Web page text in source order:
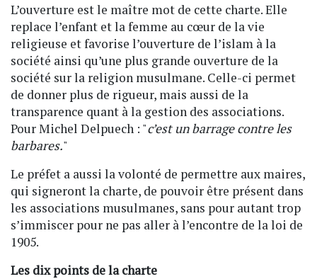
L’ouverture est le maître mot de cette charte. Elle
replace l’enfant et la femme au cœur de la vie
religieuse et favorise l’ouverture de l’islam à la
société ainsi qu’une plus grande ouverture de la
société sur la religion musulmane. Celle-ci permet
de donner plus de rigueur, mais aussi de la
transparence quant à la gestion des associations.
Pour Michel Delpuech : "c’est un barrage contre les
barbares."
Le préfet a aussi la volonté de permettre aux maires,
qui signeront la charte, de pouvoir être présent dans
les associations musulmanes, sans pour autant trop
s’immiscer pour ne pas aller à l’encontre de la loi de
1905.
Les dix points de la charte